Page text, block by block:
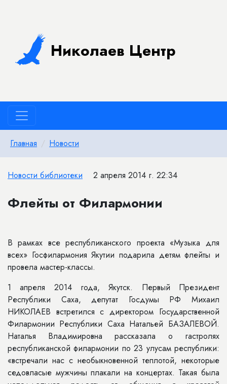
Николаев Центр
Главная Новости
Новости библиотеки 2 апреля 2014 г. 22:34
Флейты от Филармонии
В рамках все республиканского проекта «Музыка для
всех» Госфилармония Якутии подарила детям флейты и
провела мастер-классы.
1 апреля 2014 года, Якутск. Первый Президент
Республики Саха, депутат Госдумы РФ Михаил
НИКОЛАЕВ встретился с директором Государственной
Филармонии Республики Саха Натальей БАЗАЛЕВОЙ.
Наталья Владимировна рассказала о гастролях
республиканской филармонии по 23 улусам республики:
«встречали нас с необыкновенной теплотой, некоторые
седовласые мужчины плакали на концертах. Такая была